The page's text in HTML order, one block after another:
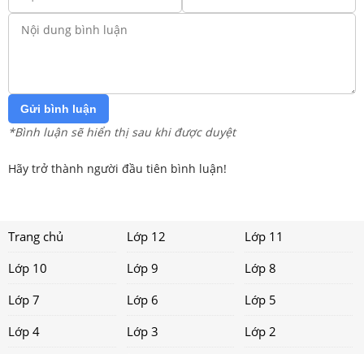
Gửi bình luận
*Bình luận sẽ hiển thị sau khi được duyệt
Hãy trở thành người đầu tiên bình luận!
Trang chủ Lớp 12
Lớp 11
Lớp 10
Lớp 9
Lớp 8
Lớp 7
Lớp 6
Lớp 5
Lớp 4
Lớp 3
Lớp 2